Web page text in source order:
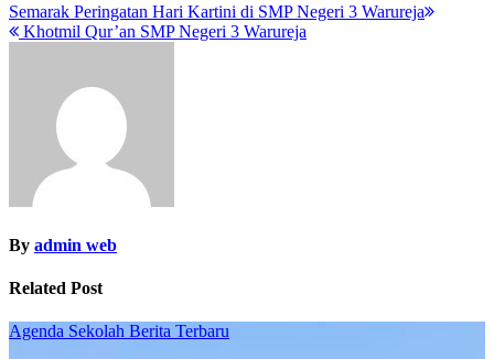
Post
navigation
Semarak Peringatan Hari Kartini di SMP Negeri 3 Warureja
Khotmil Qur’an SMP Negeri 3 Warureja
By admin web
Related Post
Agenda Sekolah Berita Terbaru